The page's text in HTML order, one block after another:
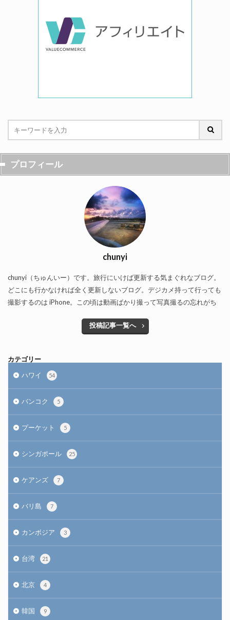
プロフィール
chunyi
chunyi（ちゅんいー）です。旅行にいけば更新する気まぐれなブログ。
どこにも行かなければ全く更新しないブログ。デジカメ持って行っても
撮影するのは iPhone。この頃は動画ばかり撮って写真撮るの忘れがち
投稿記事一覧へ
カテゴリー
ハワイ
54
バンコク 5
プーケット 5
シンガポール 25
ケアンズ 7
バリ島 7
カンボジア 3
台湾 21
北京 4
韓国 9